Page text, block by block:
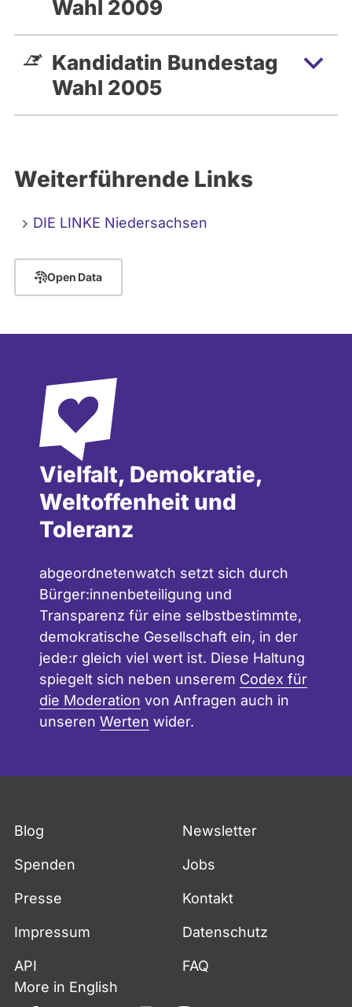
Wahl 2009
Kandidatin Bundestag
Wahl 2005
Weiterführende Links
DIE LINKE Niedersachsen
Open Data
Vielfalt, Demokratie,
Weltoffenheit und
Toleranz
abgeordnetenwatch setzt sich durch
Bürger:innenbeteiligung und
Transparenz für eine selbstbestimmte,
demokratische Gesellschaft ein, in der
jede:r gleich viel wert ist. Diese Haltung
spiegelt sich neben unserem Codex für
die Moderation von Anfragen auch in
unseren Werten wider.
Blog Newsletter
Spenden Jobs
Presse Kontakt
Impressum Datenschutz
API
FAQ
More in English